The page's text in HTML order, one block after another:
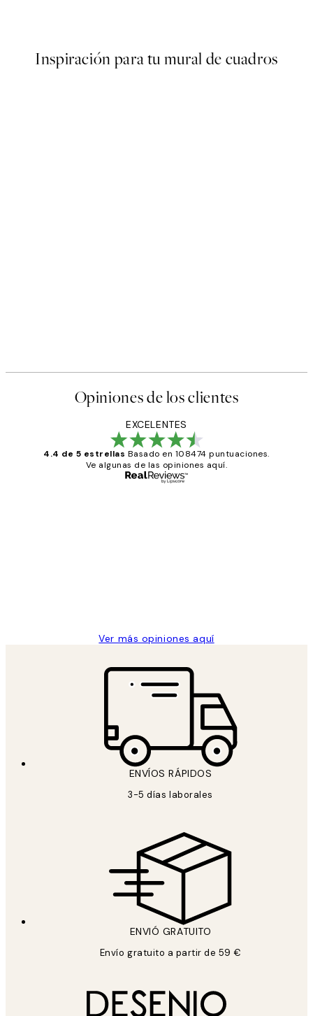
Inspiración para tu mural de cuadros
Opiniones de los clientes
EXCELENTES
4.4 de 5 estrellas Basado en 108474 puntuaciones.
Ve algunas de las opiniones aquí.
Ver más opiniones aquí
ENVÍOS RÁPIDOS
3-5 días laborales
ENVIÓ GRATUITO
Envío gratuito a partir de 59 €